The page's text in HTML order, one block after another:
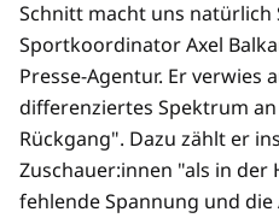
Schnitt macht uns natürlich
Sportkoordinator Axel
Presse-Agentur. Er verwies
differenziertes Spektrum
Rückgang". Dazu zählt er
Zuschauer:innen "als in der
fehlende Spannung und